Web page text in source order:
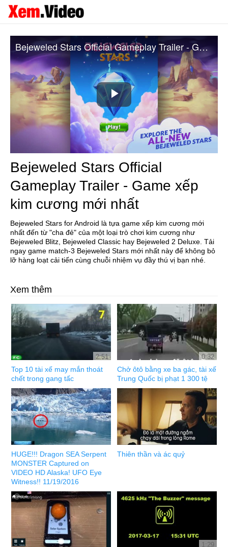
Play
Video
Bejeweled Stars Official Gameplay Trailer - Game xếp kim cương mới nhất
Bejeweled Stars Official
Gameplay Trailer - Game xếp
kim cương mới nhất
Bejeweled Stars for Android là tựa game xếp kim cương mới
nhất đến từ "cha đẻ" của một loại trò chơi kim cương như
Bejeweled Blitz, Bejeweled Classic hay Bejeweled 2 Deluxe. Tải
ngay game match-3 Bejeweled Stars mới nhất này để không bỏ
lỡ hàng loạt cải tiến cùng chuỗi nhiệm vụ đầy thú vị bạn nhé.
Xem thêm
2:51
Top 10 tài xế may mắn thoát
chết trong gang tấc
0:32
Chở ôtô bằng xe ba gác, tài xế
Trung Quốc bị phạt 1 300 tệ
HUGE!!! Dragon SEA Serpent
MONSTER Captured on
VIDEO HD Alaska! UFO Eye
Witness!! 11/19/2016
Thiên thần và ác quỷ
1:29